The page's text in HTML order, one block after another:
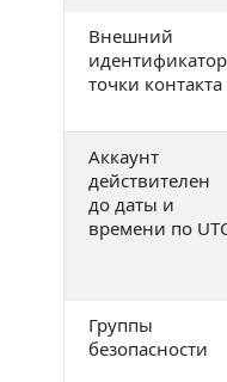
Внешний
идентификатор
точки контакта
Аккаунт
действителен
до даты и
времени по
Группы
безопасности